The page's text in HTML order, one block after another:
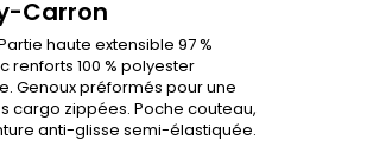
Carron
haute extensible 97 %
renforts 100 % polyester
Genoux préformés pour une
cargo zippées. Poche couteau,
anti-glisse semi-élastiquée.